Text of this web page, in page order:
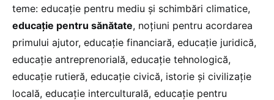
teme: educație pentru mediu și schimbări climatice,
educație pentru sănătate, noțiuni pentru acordarea
primului ajutor, educație financiară, educație juridică,
educație antreprenorială, educație tehnologică,
educație rutieră, educație civică, istorie și civilizație
locală, educație interculturală, educație pentru